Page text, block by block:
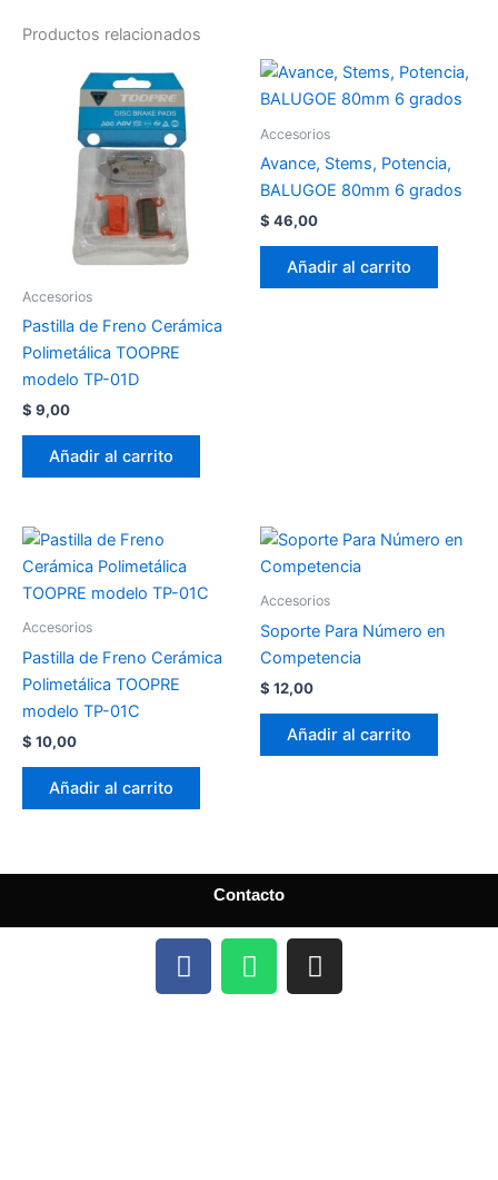
Productos relacionados
Accesorios
Pastilla de Freno Cerámica
Polimetálica TOOPRE
modelo TP-01D
$ 9,00
Añadir al carrito
Accesorios
Avance, Stems, Potencia,
BALUGOE 80mm 6 grados
$ 46,00
Añadir al carrito
Accesorios
Pastilla de Freno Cerámica
Polimetálica TOOPRE
modelo TP-01C
$ 10,00
Añadir al carrito
Accesorios
Soporte Para Número en
Competencia
$ 12,00
Añadir al carrito
Contacto
F
a
W
h
I
n